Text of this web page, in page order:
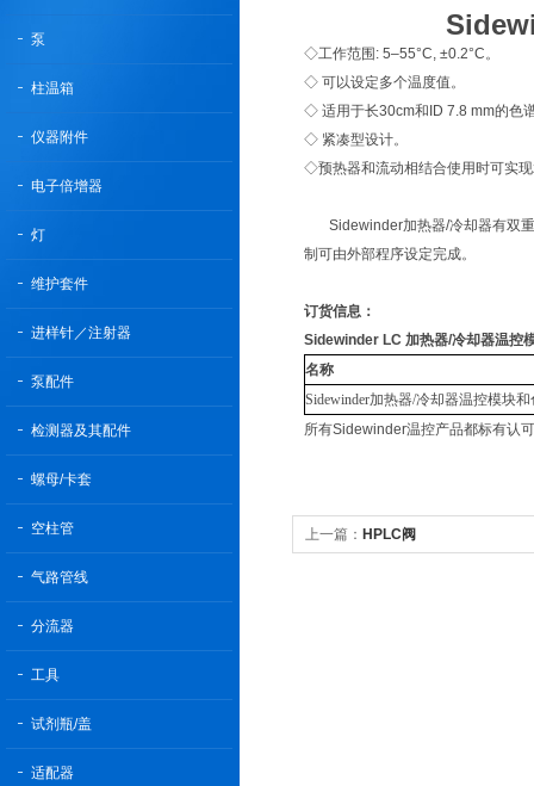
泵
柱温箱
仪器附件
电子倍增器
灯
维护套件
进样针／注射器
泵配件
检测器及其配件
螺母/卡套
空柱管
气路管线
分流器
工具
试剂瓶/盖
适配器
◇工作范围: 5–55°C, ±0.2°C。
◇ 可以设定多个温度值。
◇ 适用于长30cm和ID 7.8 mm的色
◇ 紧凑型设计。
◇预热器和流动相结合使用时可实
Sidewinder加热器/冷却器有双重
制可由外部程序设定完成。
订货信息：
Sidewinder LC 加热器/冷却器温控
名称
Sidewinder加热器/冷却器温控模块
所有Sidewinder温控产品都标有认
上一篇： HPLC阀